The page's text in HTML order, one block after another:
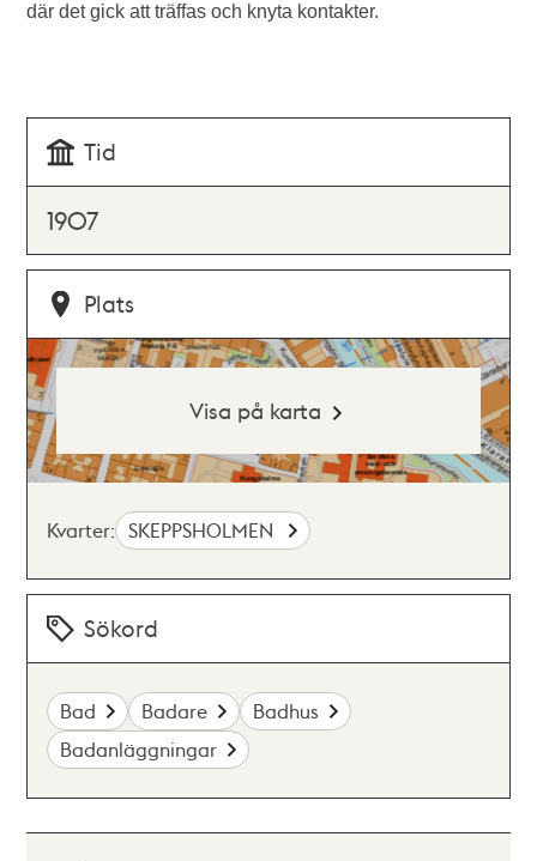
där det gick att träffas och knyta kontakter.
Tid
1907
Plats
Visa på karta
Kvarter: SKEPPSHOLMEN
Sökord
Bad Badare
Badhus
Badanläggningar